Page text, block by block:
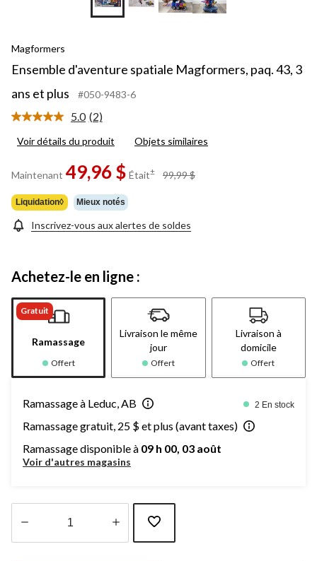
Magformers
Ensemble d'aventure spatiale Magformers, paq. 43, 3
ans et plus
#050-9483-6
5.0 Lire
2
Lien
vers
même
page.
(2)
Voir détails du produit Objets similaires
Maintenant 49,96 $ Était± 99,99 $
Liquidation◊ Mieux notés
Inscrivez-vous aux alertes de soldes
Achetez-le en ligne :
Gratuit
Ramassage
Offert
Livraison le même
jour
Offert
Livraison à
domicile
Offert
Ramassage à Leduc, AB 2 En stock
Ramassage gratuit, 25 $ et plus (avant taxes)
Ramassage disponible à 09 h 00, 03 août
Voir d'autres magasins